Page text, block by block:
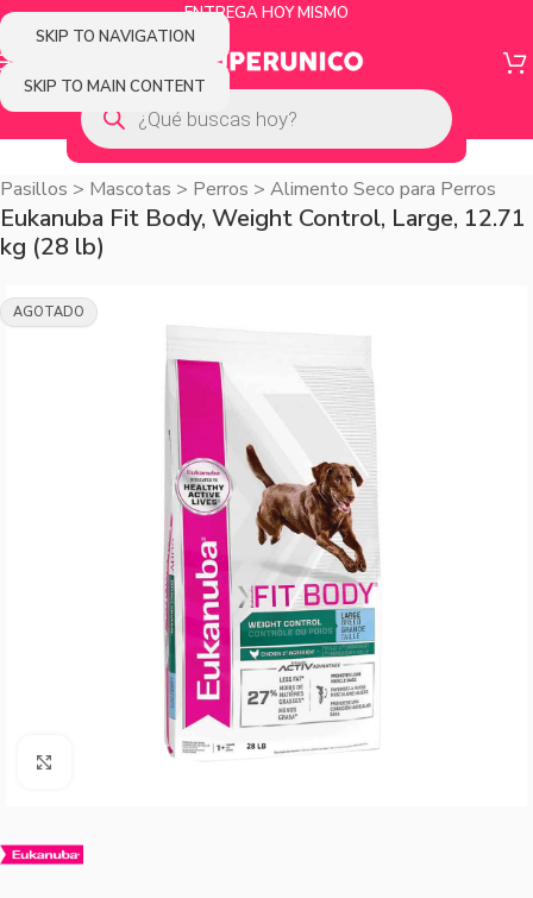
SKIP TO NAVIGATION
SKIP TO MAIN CONTENT
ENTREGA HOY MISMO
Pasillos > Mascotas > Perros > Alimento Seco para Perros
Eukanuba Fit Body, Weight Control, Large, 12.71
kg (28 lb)
AGOTADO
Agrandar imagen